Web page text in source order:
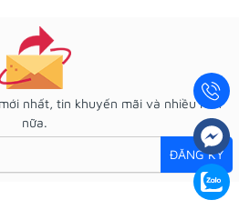
nhất, tin khuyến mãi và nhiều hơn
nữa.
ĐĂNG KÝ